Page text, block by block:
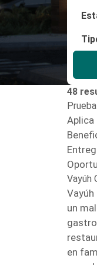
48
Aplica
Vayúh
un
en